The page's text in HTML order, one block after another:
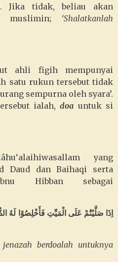
Jika tidak, beliau akan
muslimin; ‘Shalatkanlah
ahli figih mempunyai
satu rukun tersebut tidak
sempurna oleh syara’.
ialah,doa untuk si
yang
Daud dan Baihaqi serta
Hibban sebagai
berdoalah untuknya